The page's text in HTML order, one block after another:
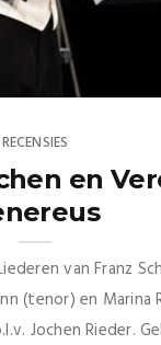
RECENSIES
en
van Franz
(tenor) en Marina
Jochen Rieder.